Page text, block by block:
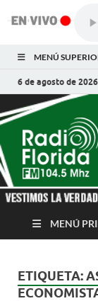
MENÚ
6 de agosto de 2026
MENÚ
ETIQUETA: